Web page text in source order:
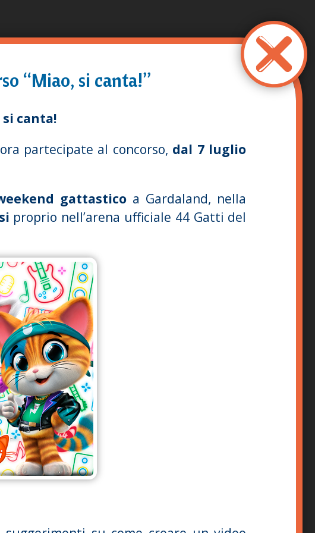
“Miao, si canta!”
si canta!
partecipate al concorso, dal 7 luglio
gattastico a Gardaland, nella
proprio nell’arena ufficiale 44 Gatti del